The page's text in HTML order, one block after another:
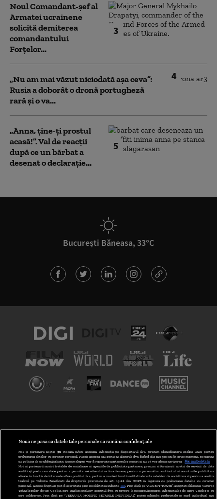
3
Noul Comandant-șef al
Armatei ucrainene
solicită demiterea
comandantului
Forțelor...
4
„Nu am mai văzut niciodată așa ceva”:
Rusia a doborât o dronă portugheză
rară și o va...
5
„Anna, ţine-ţi prostul
acasă!”. Val de reacții
după ce un bărbat a
desenat o declarație...
București Băneasa, 33°C
ABONARE DIGI TV
GESTIONAȚI PREFERINȚELE
CODUL DIGI24
Nouă ne pasă ca datele tale personale să rămână confidențiale
Noi și partenerii noștri 30stocăm și/sau accesăm informații pe dispozitivul dvs., precum identificatorii cookie unici pentru
prelucrarea datelor cu caracter personal. Puteți accepta sau gestiona alegerile dvs. făcând clic mai jos sau în orice moment, pe pagina
cu politica de confidențialitate. Aceste alegeri vor fi raportate partenerilor noștri și nu vă vor afecta navigarea.
Mai multe detalii
Noi si partenerii nostri (retelele de socializare si agentiile de publicitate partenere, precum si furnizorii nostri de servicii de date
analitice) prelucram date pentru a permite website-ului sa functioneze, pentru a personaliza continutul si anunturile publicitare
afisate in functie de interesele si/sau profilul dvs., pentru a va oferi functionalitati aferente retelelor de socializare si pentru a analiza
traficul pe website. Beneficiati de drepturile prevazute de art. 15-22 din GDPR in legatura cu prelucrarea datelor cu caracter
personal. Aceste drepturi pot fi exercitate prin modalitatea indicata aici. Prin click pe “ACCEPT TOATE”, acceptati folosirea tuturor
Tehnologiilor de tip Cookie, care implica inclusiv acceptul dvs. cu privire la stocarea/accesarea informatiilor de catre Vendor-ii cu
care colaboram. Prin click pe “VREAU SA MODIFIC SETARILE INDIVIDUAL” puteti schimba preferintele in mod individual, mai